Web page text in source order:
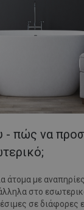
- πώς να
άτομα με
στο
σε διάφορες